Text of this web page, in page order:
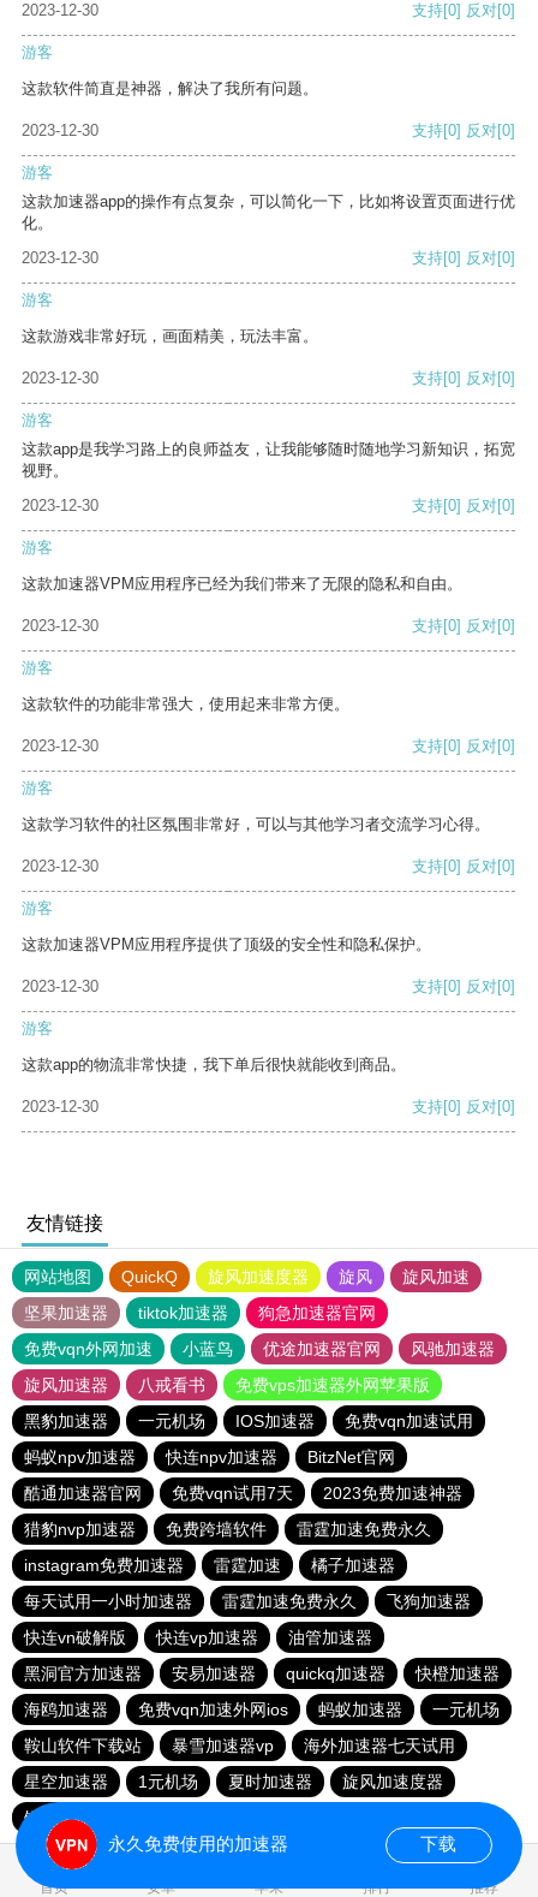
2023-12-30 支持[0] 反对[0]
游客
这款软件简直是神器，解决了我所有问题。
2023-12-30 支持[0] 反对[0]
游客
这款加速器app的操作有点复杂，可以简化一下，比如将设置页面进行优
化。
2023-12-30
支持[0] 反对[0]
游客
这款游戏非常好玩，画面精美，玩法丰富。
2023-12-30 支持[0] 反对[0]
游客
这款app是我学习路上的良师益友，让我能够随时随地学习新知识，拓宽
视野。
2023-12-30
支持[0] 反对[0]
游客
这款加速器VPM应用程序已经为我们带来了无限的隐私和自由。
2023-12-30 支持[0] 反对[0]
游客
这款软件的功能非常强大，使用起来非常方便。
2023-12-30 支持[0] 反对[0]
游客
这款学习软件的社区氛围非常好，可以与其他学习者交流学习心得。
2023-12-30 支持[0] 反对[0]
游客
这款加速器VPM应用程序提供了顶级的安全性和隐私保护。
2023-12-30 支持[0] 反对[0]
游客
这款app的物流非常快捷，我下单后很快就能收到商品。
2023-12-30 支持[0] 反对[0]
友情链接
网站地图 QuickQ 旋风加速度器 旋风
旋风加速
坚果加速器
tiktok加速器
狗急加速器官网
免费vqn外网加速
小蓝鸟 优途加速器官网
风驰加速器
旋风加速器
八戒看书
免费vps加速器外网苹果版
黑豹加速器
一元机场 IOS加速器
免费vqn加速试用
蚂蚁npv加速器
快连npv加速器
BitzNet官网
酷通加速器官网
免费vqn试用7天
2023免费加速神器
猎豹nvp加速器
免费跨墙软件
雷霆加速免费永久
instagram免费加速器
雷霆加速
橘子加速器
每天试用一小时加速器
雷霆加速免费永久
飞狗加速器
快连vn破解版
快连vp加速器
油管加速器
黑洞官方加速器
安易加速器 quickq加速器
快橙加速器
海鸥加速器
免费vqn加速外网ios 蚂蚁加速器
一元机场
鞍山软件下载站
暴雪加速器vp
海外加速器七天试用
星空加速器
1元机场 夏时加速器
旋风加速度器
银河加速器
首页 安卓 苹果 排行 推荐
永久免费使用的加速器 下载
0.792579s